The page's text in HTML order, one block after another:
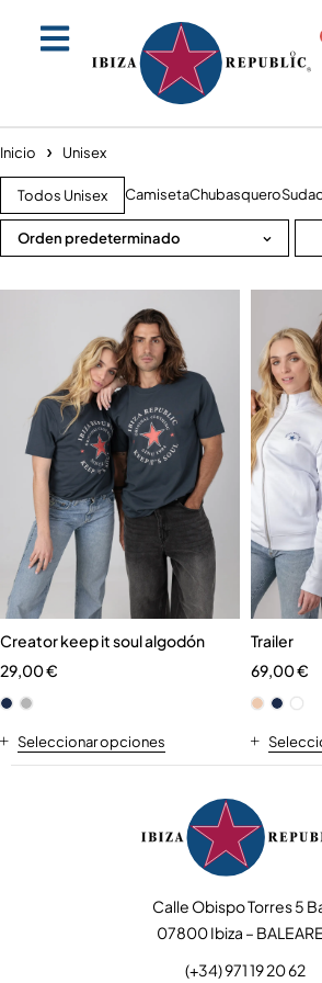
Inicio Unisex
Todos Unisex CamisetaChubasquero
Orden predeterminado
Creator keep it soul algodón
29,00€
Seleccionar opciones
Trailer
69,00€
Calle Obispo Torres 5
07800 Ibiza –
(+34) 971 19 20 62